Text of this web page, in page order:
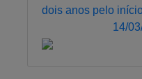
dois anos pelo
14/